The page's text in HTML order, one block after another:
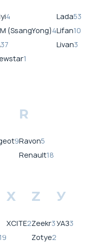
4
(SsangYong)4
37
1
Lada53
Lifan10
Livan3
9
R
Ravon5
Renault18
19
X
XCITE2
Z
Zeekr3
Zotye2
У
УАЗ3